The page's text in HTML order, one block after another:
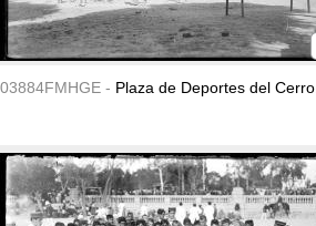
03884FMHGE - Plaza de Deportes del Cerro.